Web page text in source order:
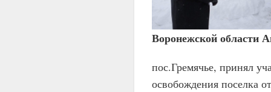
Воронежской области
пос.Гремячье, принял
освобождения поселка